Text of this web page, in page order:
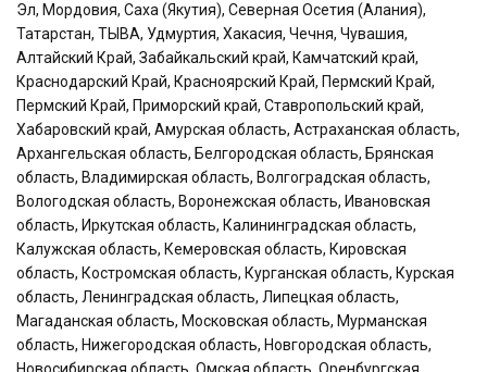
Эл, Мордовия, Саха (Якутия), Северная Осетия (Алания),
Татарстан, ТЫВА, Удмуртия, Хакасия, Чечня, Чувашия,
Алтайский Край, Забайкальский край, Камчатский край,
Краснодарский Край, Красноярский Край, Пермский Край,
Пермский Край, Приморский край, Ставропольский край,
Хабаровский край, Амурская область, Астраханская область,
Архангельская область, Белгородская область, Брянская
область, Владимирская область, Волгоградская область,
Вологодская область, Воронежская область, Ивановская
область, Иркутская область, Калининградская область,
Калужская область, Кемеровская область, Кировская
область, Костромская область, Курганская область, Курская
область, Ленинградская область, Липецкая область,
Магаданская область, Московская область, Мурманская
область, Нижегородская область, Новгородская область,